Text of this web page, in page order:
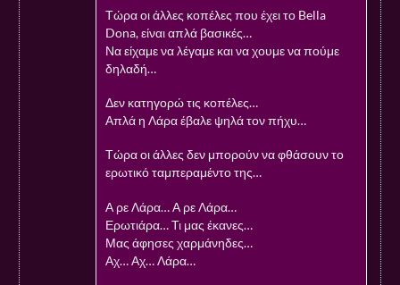
Τώρα οι άλλες κοπέλες που έχει το Bella
Dona, είναι απλά βασικές…
Να είχαμε να λέγαμε και να χουμε να πούμε
δηλαδή…
Δεν κατηγορώ τις κοπέλες…
Απλά η Λάρα έβαλε ψηλά τον πήχυ…
Τώρα οι άλλες δεν μπορούν να φθάσουν το
ερωτικό ταμπεραμέντο της…
Α ρε Λάρα… Α ρε Λάρα…
Ερωτιάρα… Τι μας έκανες…
Μας άφησες χαρμάνηδες…
Αχ… Αχ… Λάρα…